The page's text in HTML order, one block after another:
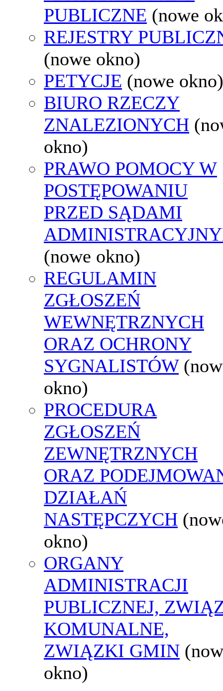
PUBLICZNE (nowe
REJESTRY
(nowe okno)
PETYCJE (nowe okno)
BIURO RZECZY
ZNALEZIONYCH
okno)
PRAWO POMOCY W
POSTĘPOWANIU
PRZED SĄDAMI
(nowe okno)
REGULAMIN
ZGŁOSZEŃ
WEWNĘTRZNYCH
ORAZ OCHRONY
SYGNALISTÓW
okno)
PROCEDURA
ZGŁOSZEŃ
ZEWNĘTRZNYCH
ORAZ
DZIAŁAŃ
NASTĘPCZYCH
okno)
ORGANY
ADMINISTRACJI
PUBLICZNEJ,
KOMUNALNE,
ZWIĄZKI GMIN
okno)